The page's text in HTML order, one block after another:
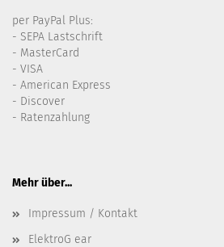
per PayPal Plus:
- SEPA Lastschrift
- MasterCard
- VISA
- American Express
- Discover
- Ratenzahlung
Mehr über...
Impressum / Kontakt
ElektroG ear